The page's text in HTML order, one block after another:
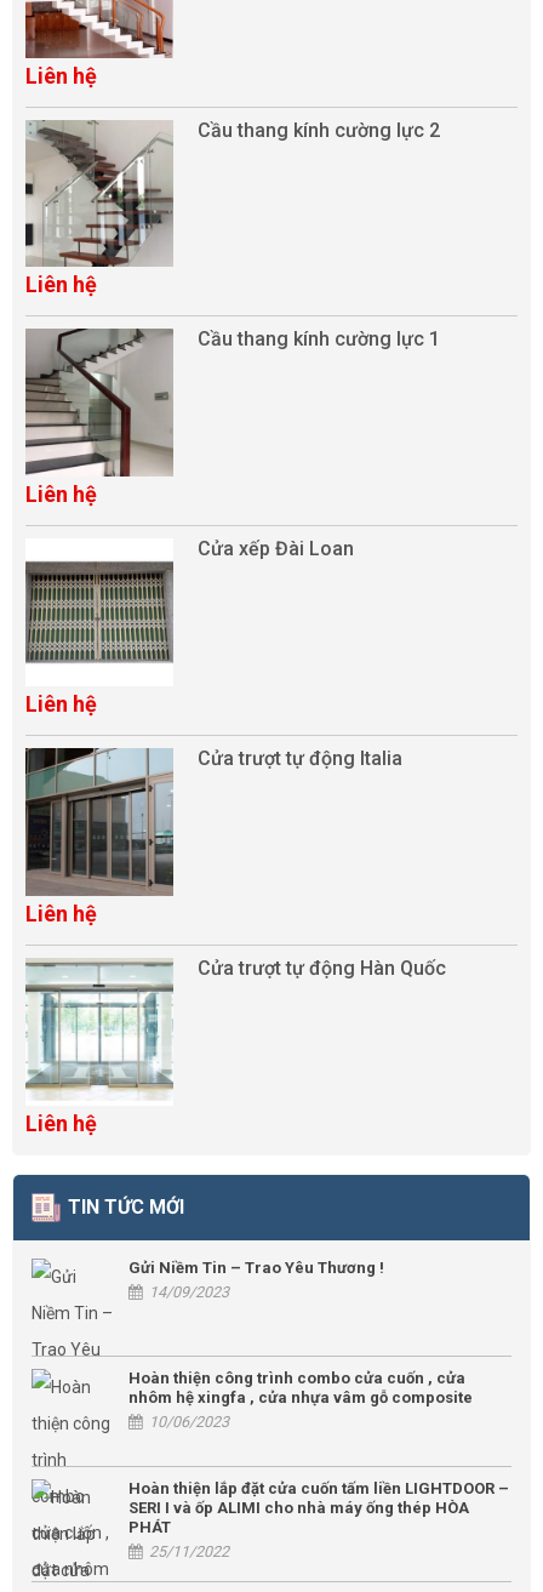
Liên hệ
Cầu thang kính cường lực 2
Liên hệ
Cầu thang kính cường lực 1
Liên hệ
Cửa xếp Đài Loan
Liên hệ
Cửa trượt tự động Italia
Liên hệ
Cửa trượt tự động Hàn Quốc
Liên hệ
TIN TỨC MỚI
Gửi Niềm Tin – Trao Yêu Thương !
14/09/2023
Hoàn thiện công trình combo cửa cuốn , cửa
nhôm hệ xingfa , cửa nhựa vâm gỗ composite
10/06/2023
Hoàn thiện lắp đặt cửa cuốn tấm liền LIGHTDOOR –
SERI I và ốp ALIMI cho nhà máy ống thép HÒA
PHÁT
25/11/2022